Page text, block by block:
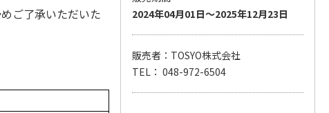
ご了承いただいた
2024年04月01日～2025年12月23日
販売者：TOSYO株式会社
TEL： 048-972-6504